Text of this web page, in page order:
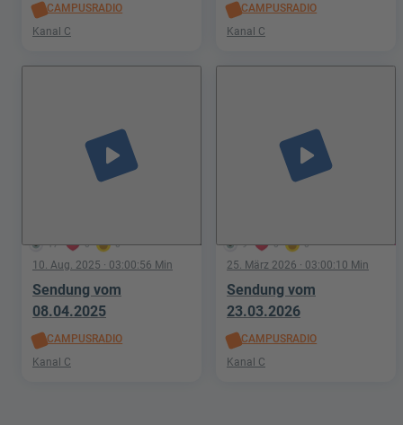
CAMPUSRADIO
Kanal C
CAMPUSRADIO
Kanal C
17 0 0
play_arrow
10. Aug. 2025 · 03:00:56 Min
Sendung vom
08.04.2025
CAMPUSRADIO
Kanal C
9 0 0
play_arrow
25. März 2026 · 03:00:10 Min
Sendung vom
23.03.2026
CAMPUSRADIO
Kanal C